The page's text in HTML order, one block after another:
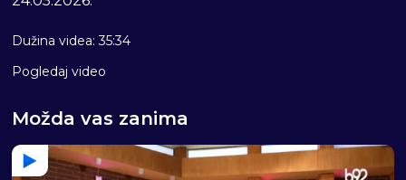
Dužina videa: 35:34
Pogledaj video
Možda vas zanima